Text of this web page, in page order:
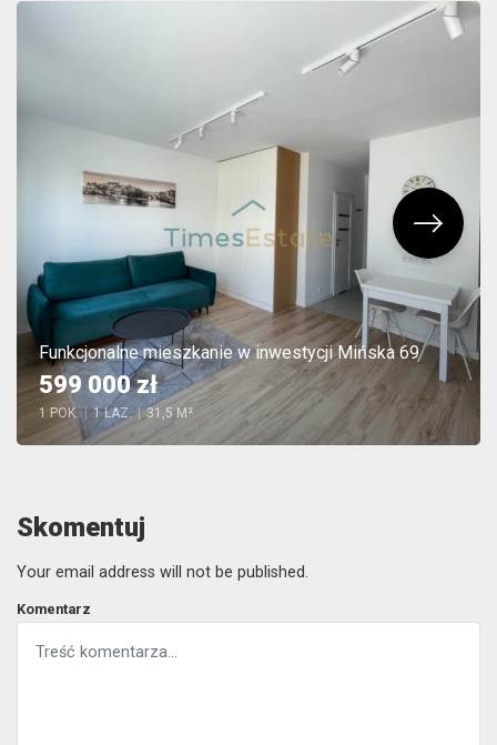
Funkcjonalne mieszkanie w inwestycji Mińska 69
599 000 zł
1 POK. | 1 ŁAZ. | 31,5 M²
Skomentuj
Your email address will not be published.
Komentarz